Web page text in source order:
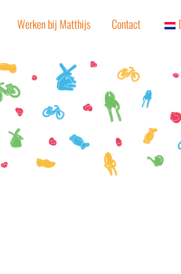
Werken bij Matthijs Contact